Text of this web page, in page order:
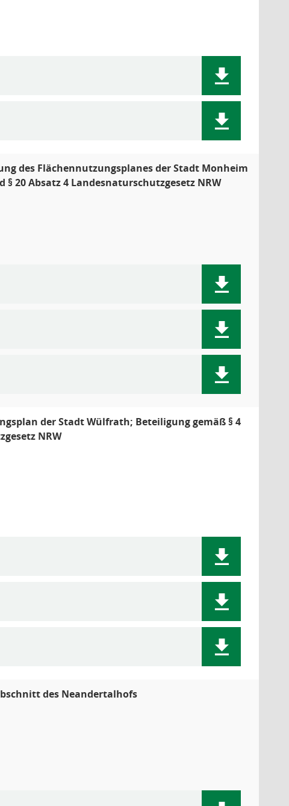
des Flächennutzungsplanes der Stadt Monheim
20 Absatz 4 Landesnaturschutzgesetz NRW
der Stadt Wülfrath; Beteiligung gemäß § 4
NRW
des Neandertalhofs